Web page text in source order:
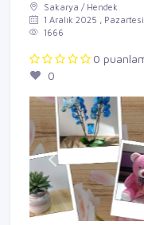
Sakarya / Hendek
1 Aralık 2025 , Pazartesi
1666
0
0